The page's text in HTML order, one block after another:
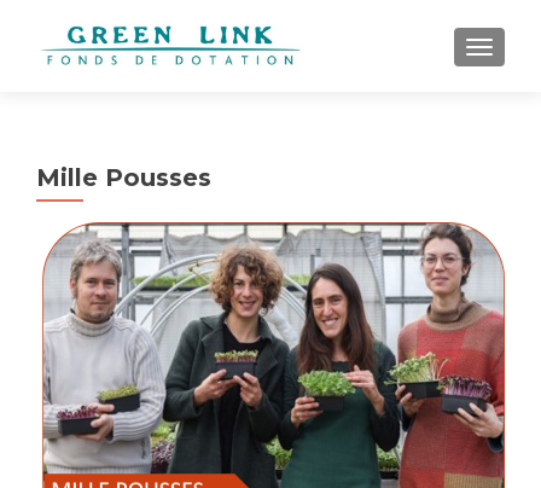
Mille Pousses